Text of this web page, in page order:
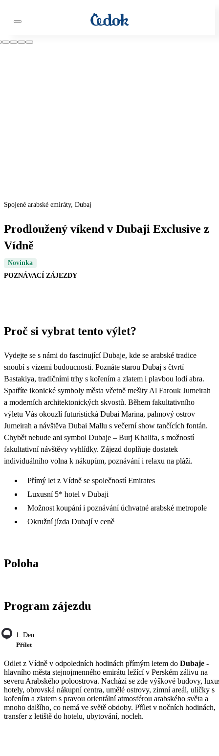
Spojené arabské emiráty, Dubaj
Prodloužený víkend v Dubaji Exclusive z
Vídně
Novinka
POZNÁVACÍ ZÁJEZDY
Proč si vybrat tento výlet?
Vydejte se s námi do fascinující Dubaje, kde se arabské tradice
snoubí s vizemi budoucnosti. Poznáte starou Dubaj s čtvrtí
Bastakiya, tradičními trhy s kořením a zlatem i plavbou lodí abra.
Spatříte ikonické symboly města včetně mešity Al Farouk Jumeirah
a moderních architektonických skvostů. Během fakultativního
výletu Vás okouzlí futuristická Dubai Marina, palmový ostrov
Jumeirah a návštěva Dubai Mallu s večerní show tančících fontán.
Chybět nebude ani symbol Dubaje – Burj Khalifa, s možností
fakultativní návštěvy vyhlídky. Zájezd doplňuje dostatek
individuálního volna k nákupům, poznávání i relaxu na pláži.
Přímý let z Vídně se společností Emirates
Luxusní 5* hotel v Dubaji
Možnost koupání i poznávání úchvatné arabské metropole
Okružní jízda Dubají v ceně
Poloha
Program zájezdu
1. Den
Přílet
Odlet z Vídně v odpoledních hodinách přímým letem do Dubaje -
hlavního města stejnojmenného emirátu ležící v Perském zálivu na
severu Arabského poloostrova. Nachází se zde výškové budovy,
hotely, obrovská nákupní centra, umělé ostrovy, zimní areál, uličky s
kořením a zlatem s pravou orientální atmosférou arabského světa a
mnoho dalšího, co nemá ve světě obdoby. Přílet v nočních hodinách,
transfer z letiště do hotelu, ubytování, nocleh.